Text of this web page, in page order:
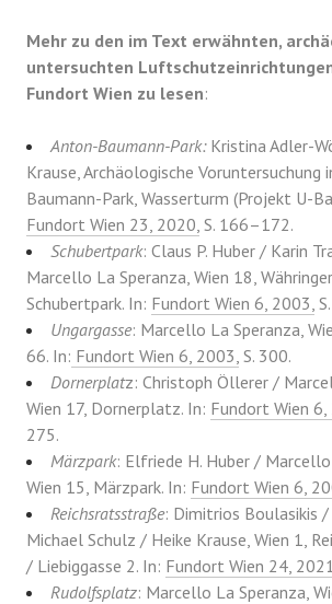
Mehr zu den im Text erwähnten,
untersuchten
Fundort Wien zu lesen:
Anton-Baumann-Park: Kristina Adler-
Krause, Archäologische Voruntersuchung
Baumann-Park, Wasserturm (Projekt U-
Fundort Wien 23, 2020, S. 166–172.
Schubertpark: Claus P. Huber / Karin
Marcello La Speranza, Wien 18,
Schubertpark. In: Fundort Wien 6, 2003,
Ungargasse: Marcello La Speranza,
66. In: Fundort Wien 6, 2003, S. 300.
Dornerplatz: Christoph Öllerer /
Wien 17, Dornerplatz. In: Fundort Wien 6,
275.
Märzpark: Elfriede H. Huber / Marcello
Wien 15, Märzpark. In: Fundort Wien 6,
Reichsratsstraße: Dimitrios Boulasikis
Michael Schulz / Heike Krause, Wien 1,
/ Liebiggasse 2. In: Fundort Wien 24, 2021,
Rudolfsplatz: Marcello La Speranza,